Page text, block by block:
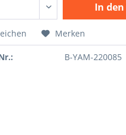
In den
Merken
B-YAM-220085